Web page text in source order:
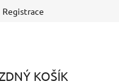
Registrace
KOŠÍK